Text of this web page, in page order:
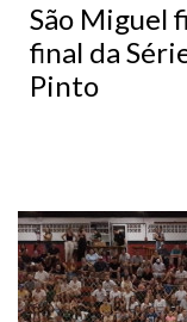
São Miguel
final da
Pinto